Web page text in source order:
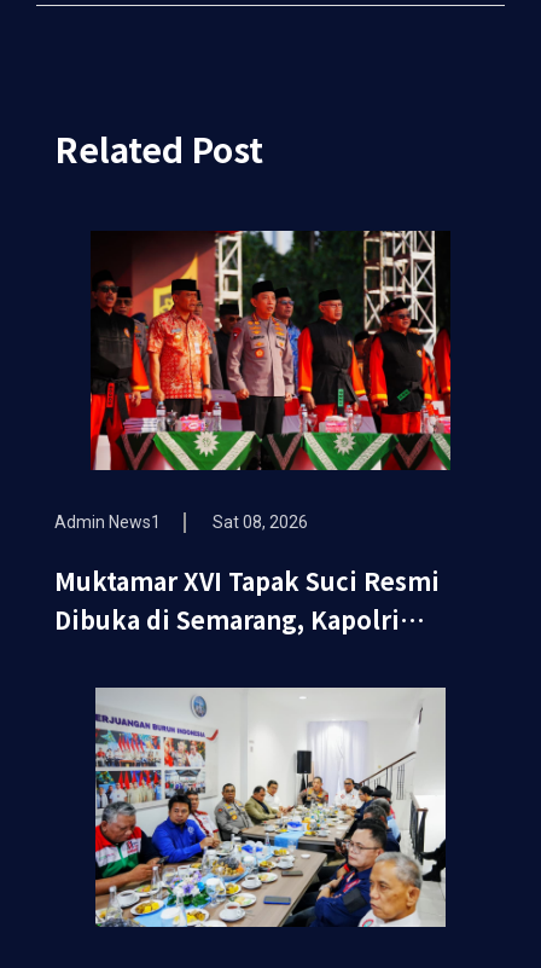
Related Post
Admin News1 Sat 08, 2026
Muktamar XVI Tapak Suci Resmi
Dibuka di Semarang, Kapolri
Kehormatan